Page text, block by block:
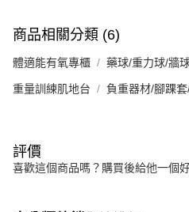
商品相關分類 (6)
體適能有氧專櫃 藥球/重力球/牆
重量訓練肌地台 負重器材/腳踝
評價
喜歡這個商品嗎？購買後給他一個